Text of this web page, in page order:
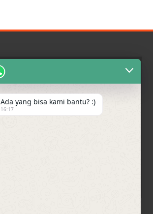
Ada yang bisa kami bantu? :)
16:17